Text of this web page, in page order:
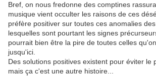
Bref, on nous fredonne des comptines
musique vient occulter les raisons de ces
préfère positiver sur toutes ces anomalies des
lesquelles sont pourtant les signes
pourrait bien être la pire de toutes celles
jusqu'ici.
Des solutions positives existent pour éviter le
mais ça c'est une autre histoire...